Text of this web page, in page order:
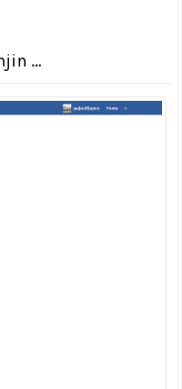
...